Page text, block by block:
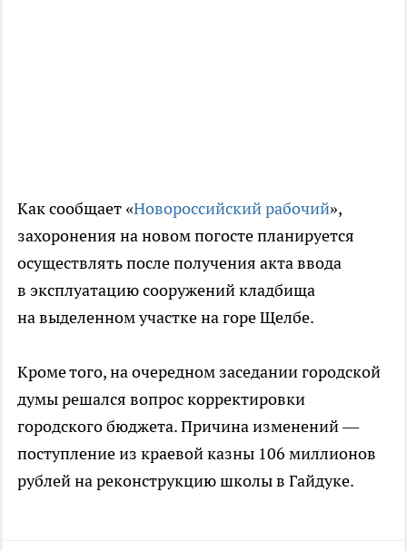
Как сообщает «Новороссийский рабочий»,
захоронения на новом погосте планируется
осуществлять после получения акта ввода
в эксплуатацию сооружений кладбища
на выделенном участке на горе Щелбе.
Кроме того, на очередном заседании городской
думы решался вопрос корректировки
городского бюджета. Причина изменений —
поступление из краевой казны 106 миллионов
рублей на реконструкцию школы в Гайдуке.